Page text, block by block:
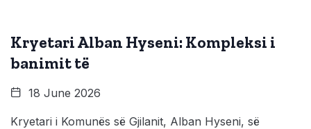
Kryetari Alban Hyseni: Kompleksi i
banimit të
18 June 2026
Kryetari i Komunës së Gjilanit, Alban Hyseni, së